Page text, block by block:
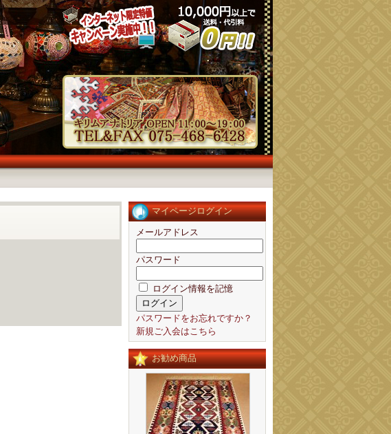
マイページログイン
メールアドレス
パスワード
ログイン情報を記憶
パスワードをお忘れですか？
新規ご入会はこちら
お勧め商品